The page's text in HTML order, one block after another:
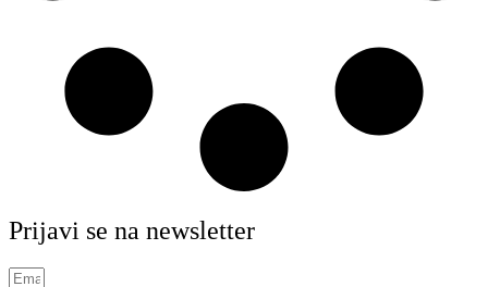
Prijavi se na newsletter